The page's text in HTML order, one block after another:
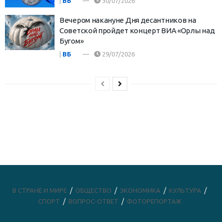
Вечером накануне Дня десантников на
Советской пройдет концерт ВИА «Орлы над
Бугом»
| ВБ 29/07/2026
В СТРАНЕ И МИРЕ ОБЩЕСТВО ЭКОНОМИКА
КУЛЬТУРА
СПОРТ
ВОПРОС-ОТВЕТ ФОТОРЕПОРТАЖ